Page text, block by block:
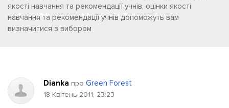
якості навчання та рекомендації учнів, оцінки якості
навчання та рекомендації учнів допоможуть вам
визначитися з вибором
Dianka про Green Forest
18 Квітень 2011, 23:23